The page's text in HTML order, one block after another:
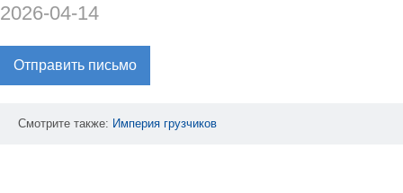
2026-04-14
Отправить письмо
Смотрите также: Империя грузчиков